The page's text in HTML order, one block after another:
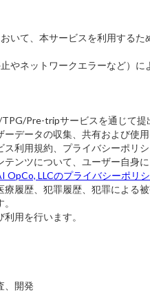
いて、本サービスを利用する
やネットワークエラーなど）
Pre-tripサービスを通じて
データの収集、共有および使
利用規約、プライバシーポリ
ンツについて、ユーザー自身
OpCo, LLCのプライバシーポリ
履歴、犯罪履歴、犯罪による
用を行います。
、開発